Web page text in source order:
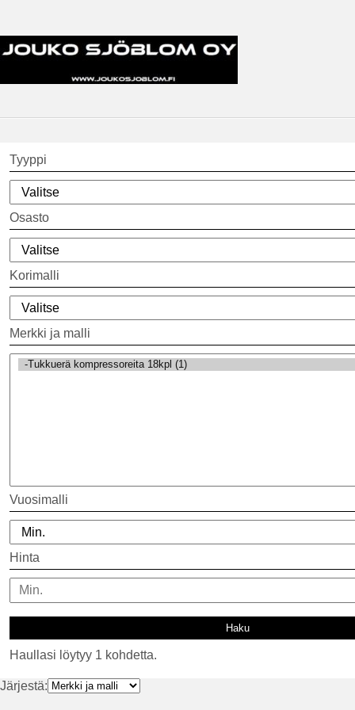
Tyyppi
Osasto
Korimalli
Merkki ja malli
Vuosimalli
Hinta
Haullasi löytyy 1 kohdetta.
Järjestä: